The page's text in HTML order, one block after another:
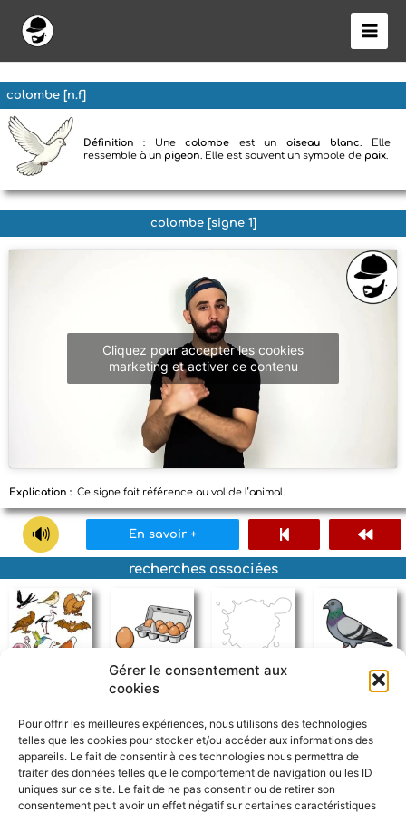
Gérer le consentement aux
cookies
Pour offrir les meilleures expériences, nous utilisons des technologies
telles que les cookies pour stocker et/ou accéder aux informations des
appareils. Le fait de consentir à ces technologies nous permettra de
traiter des données telles que le comportement de navigation ou les ID
uniques sur ce site. Le fait de ne pas consentir ou de retirer son
consentement peut avoir un effet négatif sur certaines caractéristiques
contenu
colombe [n.f]
Définition: Unecolombe est un oiseau blanc. Elle
ressemble à un pigeon. Elle est souvent un symbole de paix.
colombe [signe 1]
Cliquez pour accepter les cookies
marketing et activer ce contenu
Explication : Ce signe fait référence au vol de l’animal.
En savoir +
recherches associées
oeuf pigeon